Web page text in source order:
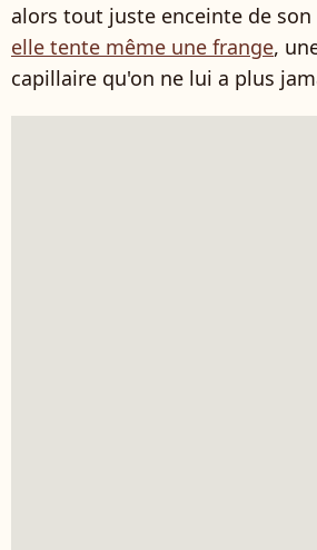
alors tout juste enceinte de
elle tente même une frange,
capillaire qu'on ne lui a plus